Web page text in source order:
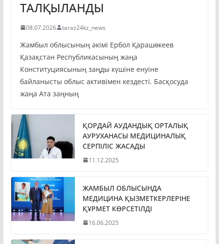
ТАЛҚЫЛАНДЫ
08.07.2026 taraz24kz_news
Жамбыл облысының әкімі Ербол Қарашөкеев
Қазақстан Республикасының жаңа
Конституциясының заңды күшіне енуіне
байланысты облыс активімен кездесті. Басқосуда
жаңа Ата заңның
ҚОРДАЙ АУДАНДЫҚ ОРТАЛЫҚ
АУРУХАНАСЫ МЕДИЦИНАЛЫҚ
СЕРПІЛІС ЖАСАДЫ
11.12.2025
ЖАМБЫЛ ОБЛЫСЫНДА
МЕДИЦИНА ҚЫЗМЕТКЕРЛЕРІНЕ
ҚҰРМЕТ КӨРСЕТІЛДІ
16.06.2025